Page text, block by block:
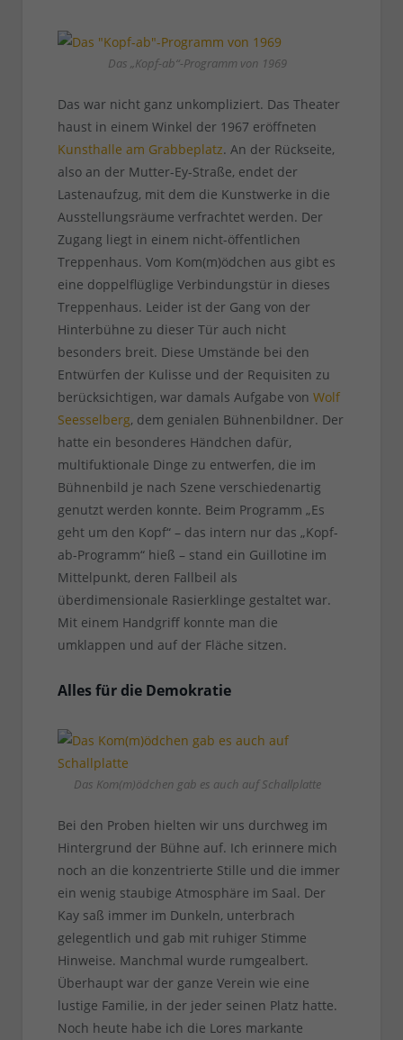
Das „Kopf-ab“-Programm von 1969
Das war nicht ganz unkompliziert. Das Theater
haust in einem Winkel der 1967 eröffneten
Kunsthalle am Grabbeplatz. An der Rückseite,
also an der Mutter-Ey-Straße, endet der
Lastenaufzug, mit dem die Kunstwerke in die
Ausstellungsräume verfrachtet werden. Der
Zugang liegt in einem nicht-öffentlichen
Treppenhaus. Vom Kom(m)ödchen aus gibt es
eine doppelflüglige Verbindungstür in dieses
Treppenhaus. Leider ist der Gang von der
Hinterbühne zu dieser Tür auch nicht
besonders breit. Diese Umstände bei den
Entwürfen der Kulisse und der Requisiten zu
berücksichtigen, war damals Aufgabe von Wolf
Seesselberg, dem genialen Bühnenbildner. Der
hatte ein besonderes Händchen dafür,
multifuktionale Dinge zu entwerfen, die im
Bühnenbild je nach Szene verschiedenartig
genutzt werden konnte. Beim Programm „Es
geht um den Kopf“ – das intern nur das „Kopf-
ab-Programm“ hieß – stand ein Guillotine im
Mittelpunkt, deren Fallbeil als
überdimensionale Rasierklinge gestaltet war.
Mit einem Handgriff konnte man die
umklappen und auf der Fläche sitzen.
Alles für die Demokratie
Das Kom(m)ödchen gab es auch auf Schallplatte
Bei den Proben hielten wir uns durchweg im
Hintergrund der Bühne auf. Ich erinnere mich
noch an die konzentrierte Stille und die immer
ein wenig staubige Atmosphäre im Saal. Der
Kay saß immer im Dunkeln, unterbrach
gelegentlich und gab mit ruhiger Stimme
Hinweise. Manchmal wurde rumgealbert.
Überhaupt war der ganze Verein wie eine
lustige Familie, in der jeder seinen Platz hatte.
Noch heute habe ich die Lores markante